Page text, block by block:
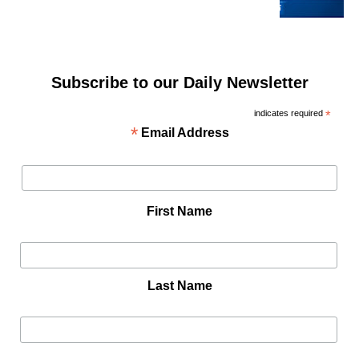
Subscribe to our Daily Newsletter
*
indicates required
Email Address
*
First Name
Last Name